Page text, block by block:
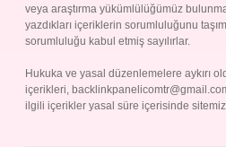
veya araştırma yükümlülüğümüz
yazdıkları içeriklerin sorumluluğunu
sorumluluğu kabul etmiş sayılırlar.
Hukuka ve yasal düzenlemelere aykırı
içerikleri,
ilgili içerikler yasal süre içerisinde